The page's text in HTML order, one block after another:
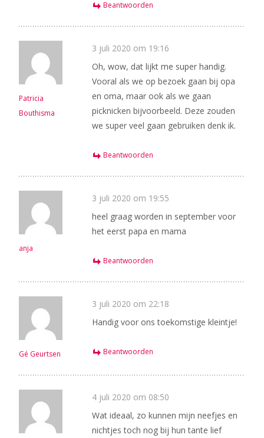
Beantwoorden
Patricia
Bouthisma
3 juli 2020 om 19:16
Oh, wow, dat lijkt me super handig.
Vooral als we op bezoek gaan bij opa
en oma, maar ook als we gaan
picknicken bijvoorbeeld. Deze zouden
we super veel gaan gebruiken denk ik.
Beantwoorden
anja
3 juli 2020 om 19:55
heel graag worden in september voor
het eerst papa en mama
Beantwoorden
Gé Geurtsen
3 juli 2020 om 22:18
Handig voor ons toekomstige kleintje!
Beantwoorden
4 juli 2020 om 08:50
Wat ideaal, zo kunnen mijn neefjes en
nichtjes toch nog bij hun tante lief